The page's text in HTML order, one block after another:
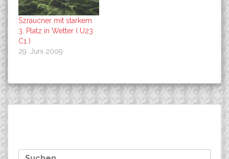
Szraucner mit starkem
3. Platz in Wetter ( U23
C1 )
29. Juni 2009